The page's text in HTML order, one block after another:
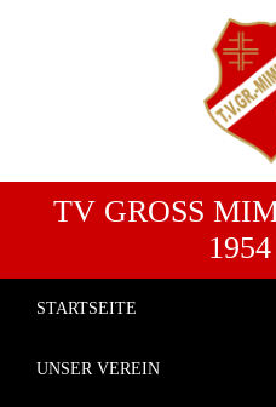
TV GROSS
954
STARTSEITE
UNSER VEREIN